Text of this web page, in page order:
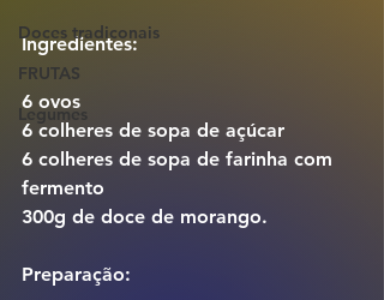
Doces tradiconais
FRUTAS
Legumes
Ingredientes:
6 ovos
6 colheres de sopa de açúcar
6 colheres de sopa de farinha com
fermento
300g de doce de morango.
Preparação: